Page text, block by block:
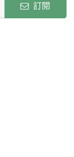
訂閱